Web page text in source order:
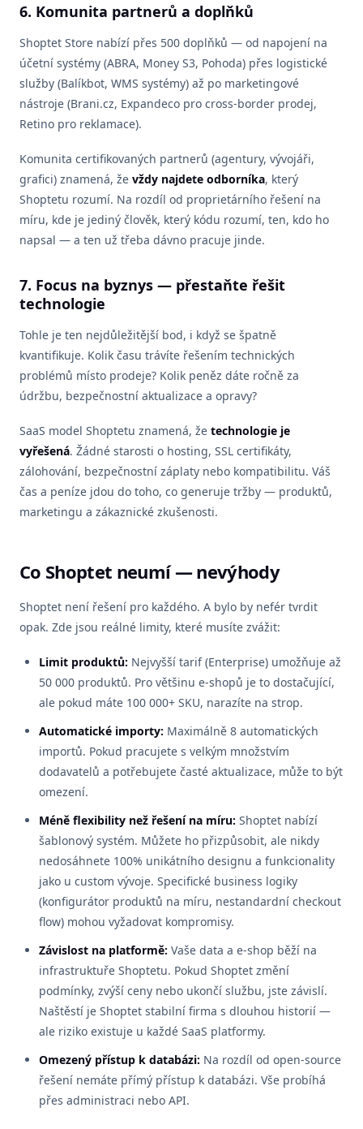
6. Komunita partnerů a doplňků
Shoptet Store nabízí přes 500 doplňků — od napojení na
účetní systémy (ABRA, Money S3, Pohoda) přes logistické
služby (Balíkbot, WMS systémy) až po marketingové
nástroje (Brani.cz, Expandeco pro cross-border prodej,
Retino pro reklamace).
Komunita certifikovaných partnerů (agentury, vývojáři,
grafici) znamená, že vždy najdete odborníka, který
Shoptetu rozumí. Na rozdíl od proprietárního řešení na
míru, kde je jediný člověk, který kódu rozumí, ten, kdo ho
napsal — a ten už třeba dávno pracuje jinde.
7. Focus na byznys — přestaňte řešit
technologie
Tohle je ten nejdůležitější bod, i když se špatně
kvantifikuje. Kolik času trávíte řešením technických
problémů místo prodeje? Kolik peněz dáte ročně za
údržbu, bezpečnostní aktualizace a opravy?
SaaS model Shoptetu znamená, že technologie je
vyřešená. Žádné starosti o hosting, SSL certifikáty,
zálohování, bezpečnostní záplaty nebo kompatibilitu. Váš
čas a peníze jdou do toho, co generuje tržby — produktů,
marketingu a zákaznické zkušenosti.
Co Shoptet neumí — nevýhody
Shoptet není řešení pro každého. A bylo by nefér tvrdit
opak. Zde jsou reálné limity, které musíte zvážit:
Limit produktů: Nejvyšší tarif (Enterprise) umožňuje až
50 000 produktů. Pro většinu e-shopů je to dostačující,
ale pokud máte 100 000+ SKU, narazíte na strop.
Automatické importy: Maximálně 8 automatických
importů. Pokud pracujete s velkým množstvím
dodavatelů a potřebujete časté aktualizace, může to být
omezení.
Méně flexibility než řešení na míru: Shoptet nabízí
šablonový systém. Můžete ho přizpůsobit, ale nikdy
nedosáhnete 100% unikátního designu a funkcionality
jako u custom vývoje. Specifické business logiky
(konfigurátor produktů na míru, nestandardní checkout
flow) mohou vyžadovat kompromisy.
Závislost na platformě: Vaše data a e-shop běží na
infrastruktuře Shoptetu. Pokud Shoptet změní
podmínky, zvýší ceny nebo ukončí službu, jste závislí.
Naštěstí je Shoptet stabilní firma s dlouhou historií —
ale riziko existuje u každé SaaS platformy.
Omezený přístup k databázi: Na rozdíl od open-source
řešení nemáte přímý přístup k databázi. Vše probíhá
přes administraci nebo API.